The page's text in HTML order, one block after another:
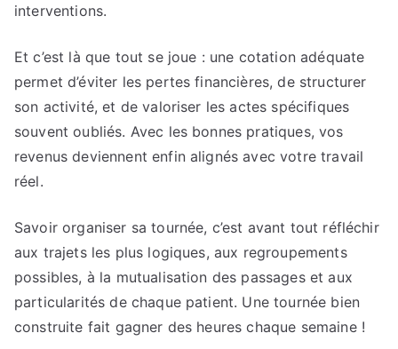
interventions.
Et c’est là que tout se joue : une cotation adéquate
permet d’éviter les pertes financières, de structurer
son activité, et de valoriser les actes spécifiques
souvent oubliés. Avec les bonnes pratiques, vos
revenus deviennent enfin alignés avec votre travail
réel.
Savoir organiser sa tournée, c’est avant tout réfléchir
aux trajets les plus logiques, aux regroupements
possibles, à la mutualisation des passages et aux
particularités de chaque patient. Une tournée bien
construite fait gagner des heures chaque semaine !